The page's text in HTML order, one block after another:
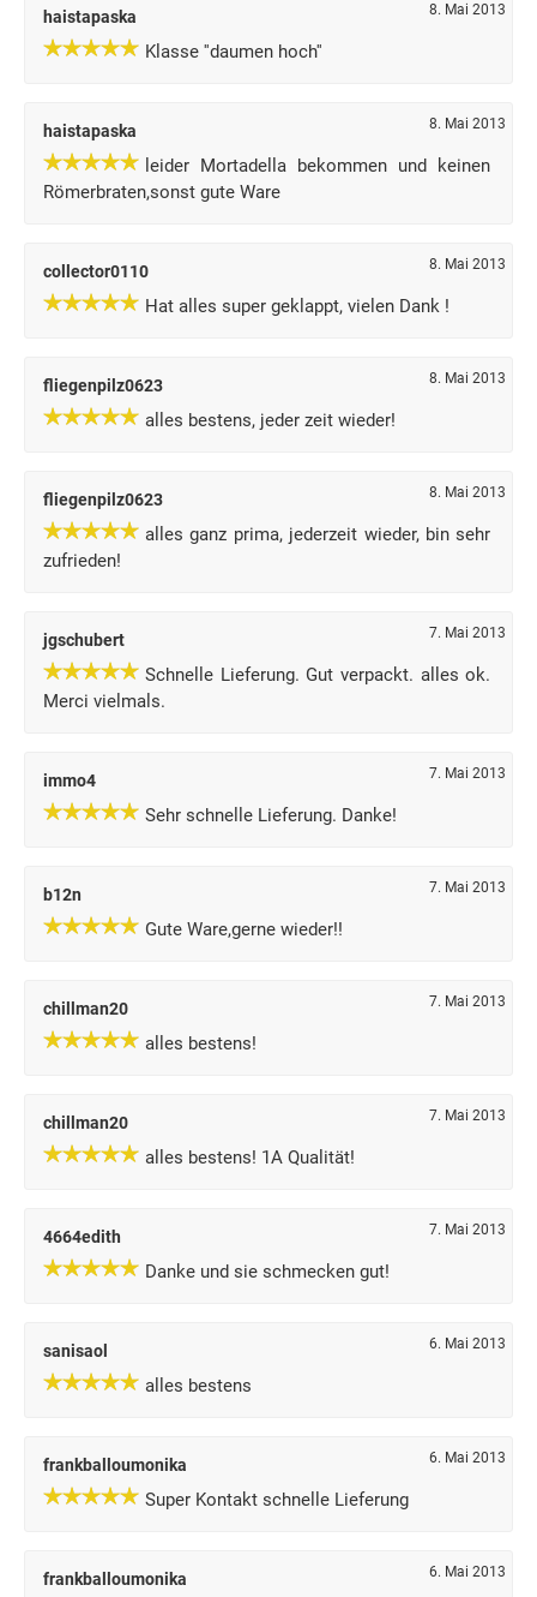
haistapaska 8. Mai 2013
Klasse ''daumen hoch''
haistapaska 8. Mai 2013
leider Mortadella bekommen und keinen
Römerbraten,sonst gute Ware
collector0110 8. Mai 2013
Hat alles super geklappt, vielen Dank !
fliegenpilz0623 8. Mai 2013
alles bestens, jeder zeit wieder!
fliegenpilz0623 8. Mai 2013
alles ganz prima, jederzeit wieder, bin sehr
zufrieden!
jgschubert 7. Mai 2013
Schnelle Lieferung. Gut verpackt. alles ok.
Merci vielmals.
immo4 7. Mai 2013
Sehr schnelle Lieferung. Danke!
b12n 7. Mai 2013
Gute Ware,gerne wieder!!
chillman20 7. Mai 2013
alles bestens!
chillman20 7. Mai 2013
alles bestens! 1A Qualität!
4664edith 7. Mai 2013
Danke und sie schmecken gut!
sanisaol 6. Mai 2013
alles bestens
frankballoumonika 6. Mai 2013
Super Kontakt schnelle Lieferung
frankballoumonika 6. Mai 2013